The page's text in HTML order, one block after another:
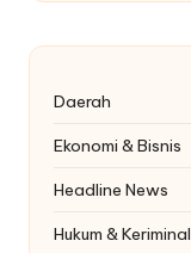
Daerah
Ekonomi & Bisnis
Headline News
Hukum & Keriminal